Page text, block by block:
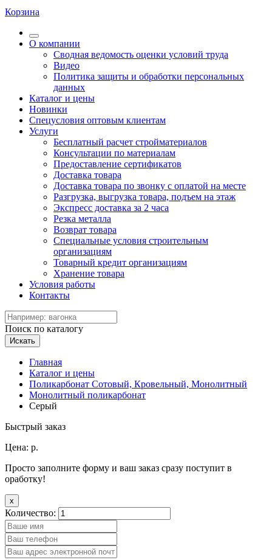
Корзина
О компании
Сводная ведомость оценки условий труда
Видео
Политика защиты и обработки персональных
данных
Каталог и цены
Новинки
Спецусловия оптовым клиентам
Услуги
Бесплатный расчет стройматериалов
Консультации по материалам
Предоставление сертификатов
Доставка товара
Доставка товара по звонку с оплатой на месте
Разгрузка, выгрузка товара, подъем на этаж
Экспресс доставка за 2 часа
Резка металла
Возврат товара
Специальные условия строительным
организациям
Товарный кредит организациям
Хранение товара
Условия работы
Контакты
Поиск по каталогу
Искать
Главная
Каталог и цены
Поликарбонат Сотовый, Кровельный, Монолитный
Монолитный поликарбонат
Серый
Быстрый заказ
Цена: р.
Просто заполните форму и ваш заказ сразу поступит в
оработку!
x
Количество: